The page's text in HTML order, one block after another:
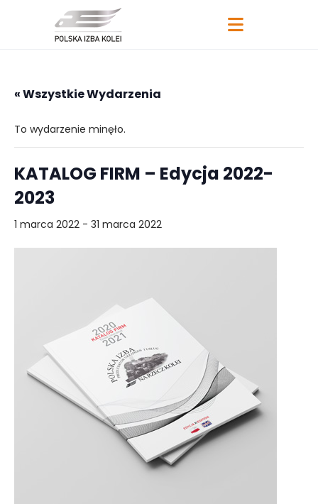
« Wszystkie Wydarzenia
To wydarzenie minęło.
KATALOG FIRM – Edycja 2022-
2023
1 marca 2022 - 31 marca 2022